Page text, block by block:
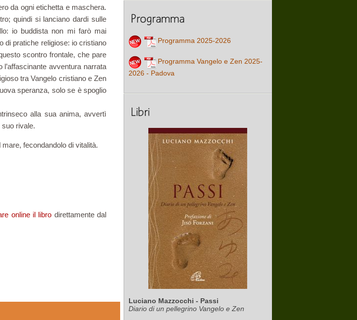
da ogni etichetta e maschera.
quindi si lanciano dardi sulle
io buddista non mi farò mai
di pratiche religiose: io cristiano
scontro frontale, che pare
avventura narrata
tra Vangelo cristiano e Zen
speranza, solo se è spoglio
alla sua anima, avvertì
rivale.
fecondandolo di vitalità.
online il libro direttamente dal
Programma 2025-2026
Programma Vangelo e Zen 2025-
2026 - Padova
Luciano Mazzocchi - Passi
Diario di un pellegrino Vangelo e Zen